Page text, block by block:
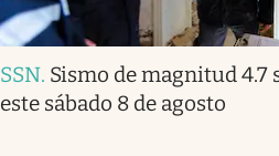
SSN. Sismo de magnitud 4.7
este sábado 8 de agosto